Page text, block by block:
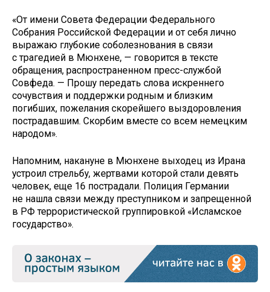
«От имени Совета Федерации Федерального
Собрания Российской Федерации и от себя лично
выражаю глубокие соболезнования в связи
с трагедией в Мюнхене, — говорится в тексте
обращения, распространенном пресс-службой
Совфеда. — Прошу передать слова искреннего
сочувствия и поддержки родным и близким
погибших, пожелания скорейшего выздоровления
пострадавшим. Скорбим вместе со всем немецким
народом».
Напомним, накануне в Мюнхене выходец из Ирана
устроил стрельбу, жертвами которой стали девять
человек, еще 16 пострадали. Полиция Германии
не нашла связи между преступником и запрещенной
в РФ террористической группировкой «Исламское
государство».